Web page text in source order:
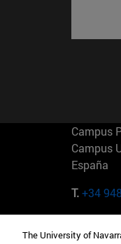
Campus
Campus
España
T.+34
Camino
The University of